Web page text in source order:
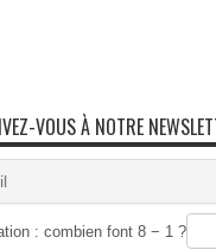
VOUS À NOTRE
: combien font 8 − 1 ?